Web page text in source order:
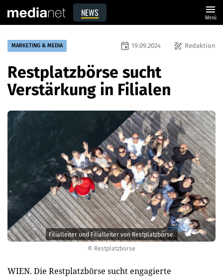
NEWS menu
Menü
© Restplatzbörse
Filialleiter und Filialleiter von Restplatzbörse.
MARKETING & MEDIA draw Redaktion
event 19.09.2024
Restplatzbörse sucht
Verstärkung in Filialen
WIEN. Die Restplatzbörse sucht engagierte